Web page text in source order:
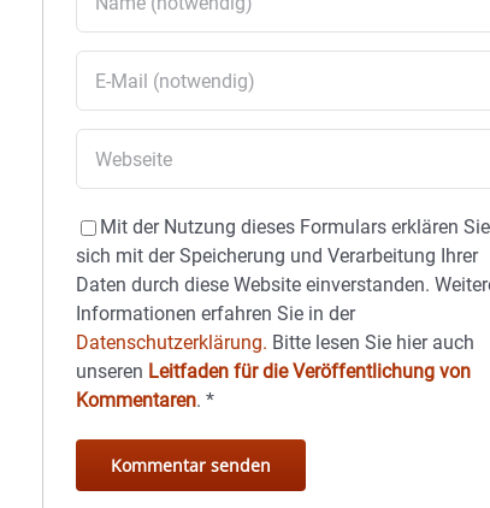
Mit der Nutzung dieses Formulars erklären Sie
sich mit der Speicherung und Verarbeitung Ihrer
Daten durch diese Website einverstanden.
Informationen erfahren Sie in der
Datenschutzerklärung. Bitte lesen Sie hier auch
unseren Leitfaden für die Veröffentlichung von
Kommentaren.*